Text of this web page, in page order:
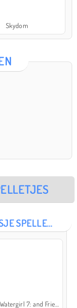
Skydom
VUURJONGEN EN WATERMEISJE SPELLETJES